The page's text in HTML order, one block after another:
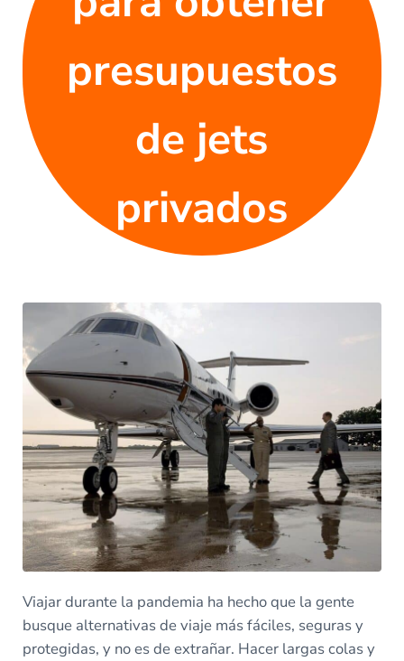
presupuestos
de jets
privados
Viajar durante la pandemia ha hecho que la gente
busque alternativas de viaje más fáciles, seguras y
protegidas, y no es de extrañar. Hacer largas colas y